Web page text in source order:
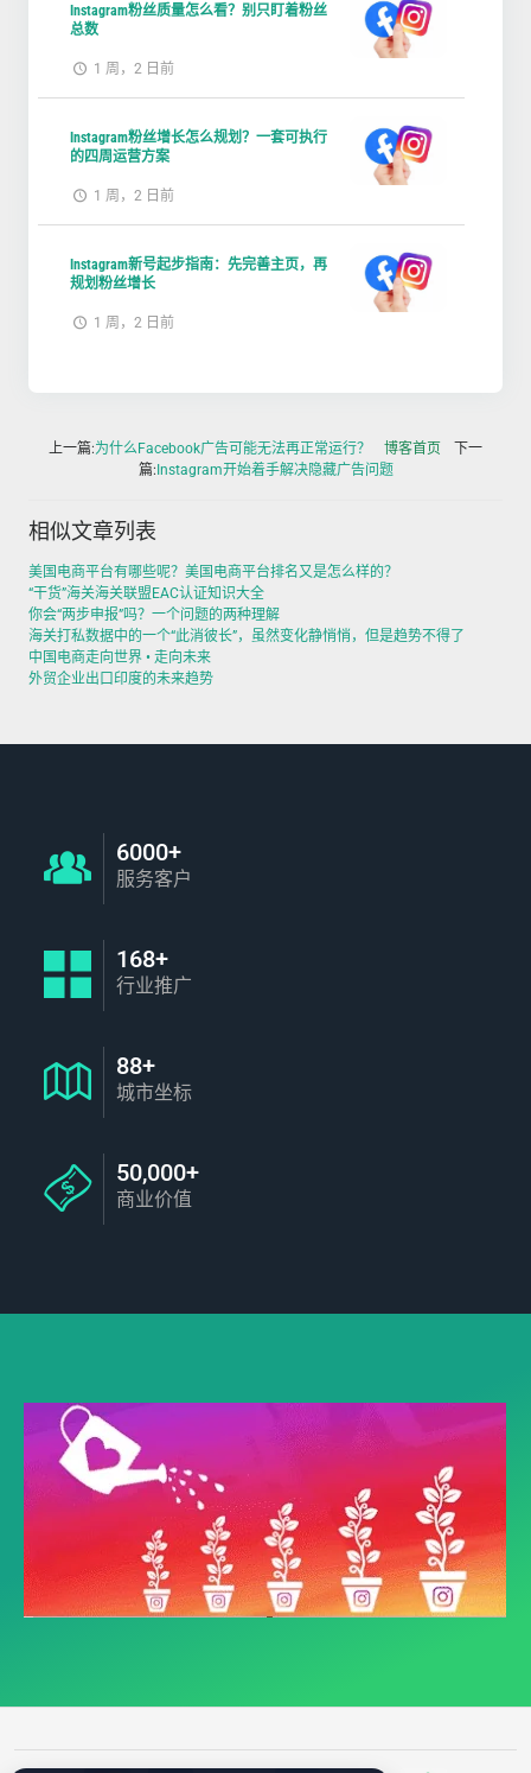
Instagram粉丝质量怎么看？别只盯着粉丝
总数
1 周，2 日前
Instagram粉丝增长怎么规划？一套可执行
的四周运营方案
1 周，2 日前
Instagram新号起步指南：先完善主页，再
规划粉丝增长
1 周，2 日前
上一篇:为什么Facebook广告可能无法再正常运行？ 博客首页
下一
篇: Instagram开始着手解决隐藏广告问题
相似文章列表
美国电商平台有哪些呢？美国电商平台排名又是怎么样的？
“干货”海关海关联盟EAC认证知识大全
你会“两步申报”吗？一个问题的两种理解
海关打私数据中的一个“此消彼长”，虽然变化静悄悄，但是趋势不得了
中国电商走向世界 • 走向未来
外贸企业出口印度的未来趋势
6000+
服务客户
168+
行业推广
88+
城市坐标
50,000+
商业价值